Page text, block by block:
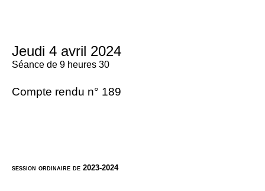
Jeudi 4 avril 2024
Séance de 9 heures 30
Compte rendu n° 189
session ordinaire de 2023-2024